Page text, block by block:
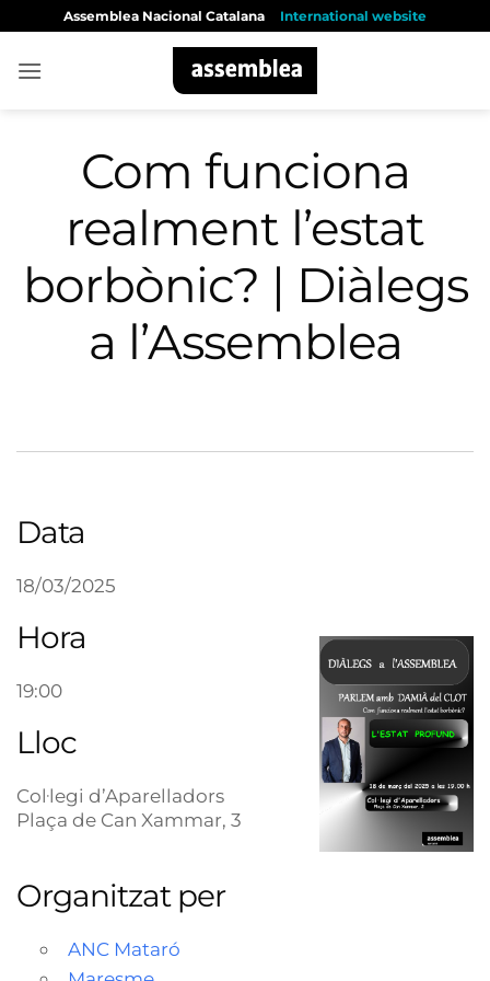
content
Assemblea Nacional Catalana International website
Com funciona
realment l’estat
borbònic? | Diàlegs
a l’Assemblea
Data
18/03/2025
Hora
19:00
Lloc
Col·legi d’Aparelladors
Plaça de Can Xammar, 3
Organitzat per
ANC Mataró